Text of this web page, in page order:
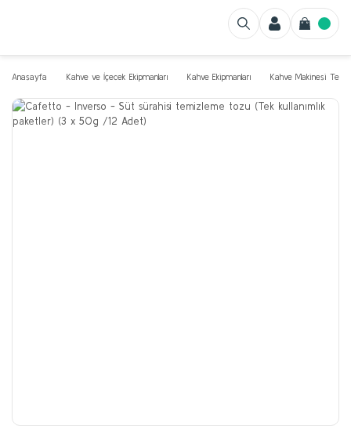
Anasayfa Kahve ve İçecek Ekipmanları Kahve Ekipmanları Kahve Makinesi